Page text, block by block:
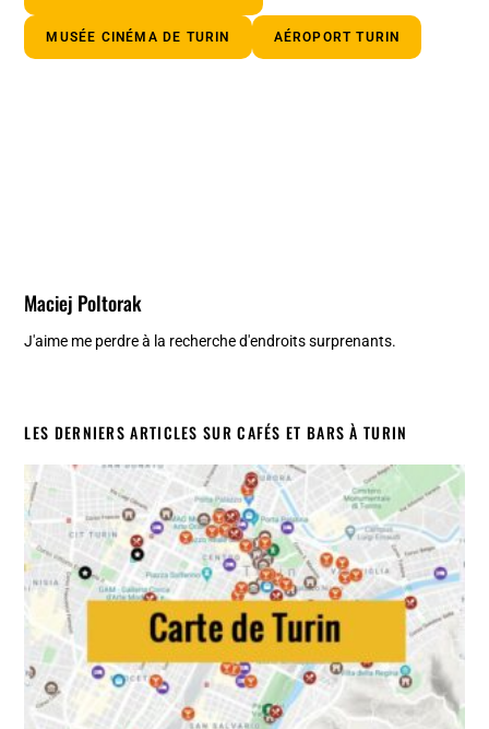
MUSÉE CINÉMA DE TURIN AÉROPORT TURIN
Maciej Poltorak
J'aime me perdre à la recherche d'endroits surprenants.
LES DERNIERS ARTICLES SUR CAFÉS ET BARS À TURIN